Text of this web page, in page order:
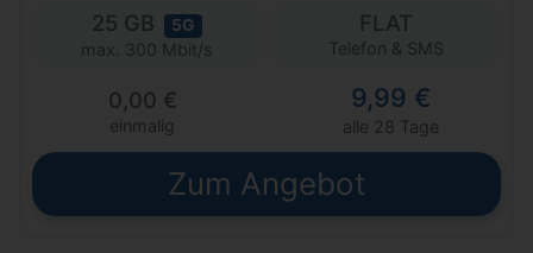
25 GB 5G
max. 300 Mbit/s
FLAT
Telefon & SMS
0,00 €
einmalig
9,99 €
alle 28 Tage
Zum Angebot